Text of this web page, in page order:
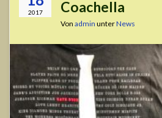
2017
Coachella
Von admin unterNews